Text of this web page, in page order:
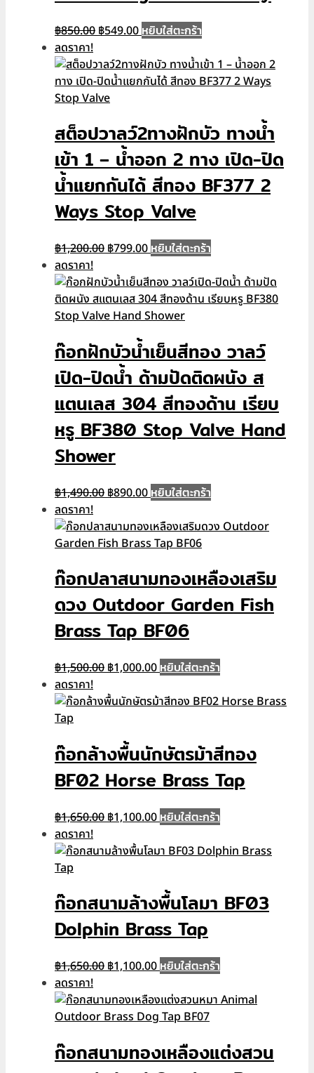
฿850.00 Original
was:
฿850.00.
฿549.00Current
is:
฿549.00.
หยิบใส่ตะกร้า
ลดราคา!
สต็อปวาลว์2ทางฝักบัว ทางน้ำ
เข้า 1 – น้ำออก 2 ทาง เปิด-ปิด
น้ำแยกกันได้ สีทอง BF377 2
Ways Stop Valve
฿1,200.00 Original
was:
฿1,200.00.
฿799.00Current
is:
฿799.00.
หยิบใส่ตะกร้า
ลดราคา!
ก๊อกฝักบัวน้ำเย็นสีทอง วาลว์
เปิด-ปิดน้ำ ด้ามปัดติดผนัง ส
แตนเลส 304 สีทองด้าน เรียบ
หรู BF380 Stop Valve Hand
Shower
฿1,490.00 Original
was:
฿1,490.00.
฿890.00Current
is:
฿890.00.
หยิบใส่ตะกร้า
ลดราคา!
ก๊อกปลาสนามทองเหลืองเสริม
ดวง Outdoor Garden Fish
Brass Tap BF06
฿1,500.00 Original
was:
฿1,000.00Current
is:
หยิบใส่ตะกร้า
ลดราคา!
ก๊อกล้างพื้นนักษัตรม้าสีทอง
BF02 Horse Brass Tap
฿1,650.00 Original
was:
฿1,100.00Current
is:
หยิบใส่ตะกร้า
ลดราคา!
ก๊อกสนามล้างพื้นโลมา BF03
Dolphin Brass Tap
฿1,650.00 Original
was:
฿1,650.00.
฿1,100.00Current
is:
฿1,100.00.
หยิบใส่ตะกร้า
ลดราคา!
ก๊อกสนามทองเหลืองแต่งสวน